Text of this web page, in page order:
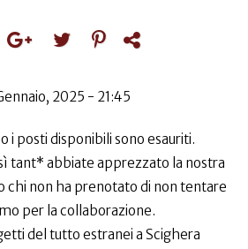
2025 - 21:45
i posti disponibili sono esauriti.
tant* abbiate apprezzato la nostra
chi non ha prenotato di non tentare
per la collaborazione.
del tutto estranei a Scighera